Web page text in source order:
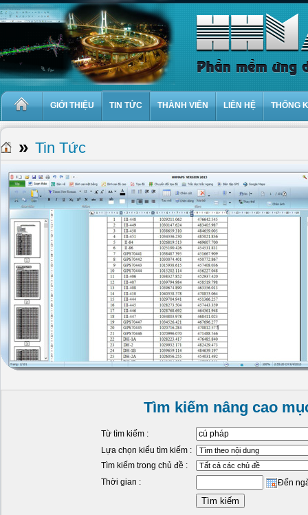
GIỚI THIỆU TIN TỨC THÀNH VIÊN LIÊN HỆ THỐNG
» Tin Tức
Tìm kiếm nâng cao
Từ tìm kiếm :
Lựa chọn kiểu tìm kiếm :
Tìm kiếm trong chủ đề :
Thời gian :
Đến